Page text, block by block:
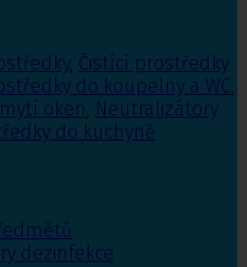
, Čistící prostředky
do koupelny a WC,
oken, Neutralizátory
do kuchyně
dezinfekce